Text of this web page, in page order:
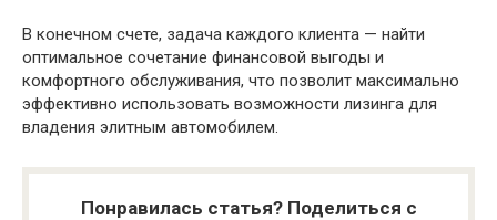
В конечном счете, задача каждого клиента — найти
оптимальное сочетание финансовой выгоды и
комфортного обслуживания, что позволит максимально
эффективно использовать возможности лизинга для
владения элитным автомобилем.
Понравилась статья? Поделиться с